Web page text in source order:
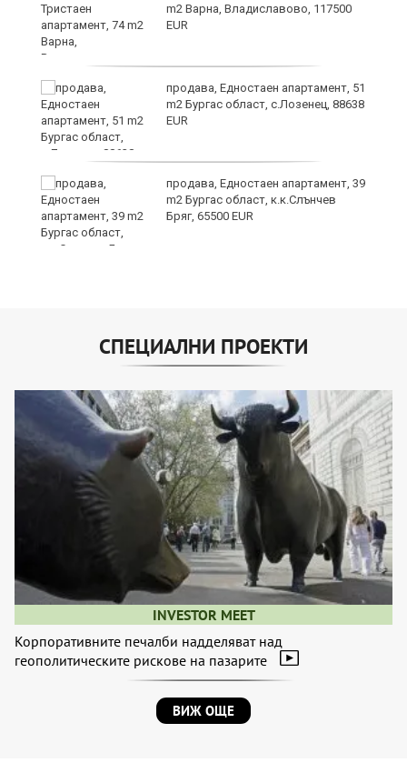
m2 Варна, Владиславово, 117500
EUR
продава, Едностаен апартамент, 51
m2 Бургас област, с.Лозенец, 88638
EUR
продава, Едностаен апартамент, 39
m2 Бургас област, к.к.Слънчев
Бряг, 65500 EUR
СПЕЦИАЛНИ ПРОЕКТИ
INVESTOR MEET
Корпоративните печалби надделяват над
геополитическите рискове на пазарите
ВИЖ ОЩЕ